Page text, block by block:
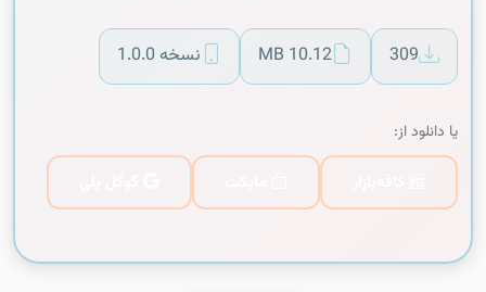
309
10.12 MB نسخه 1.0.0
یا دانلود از: